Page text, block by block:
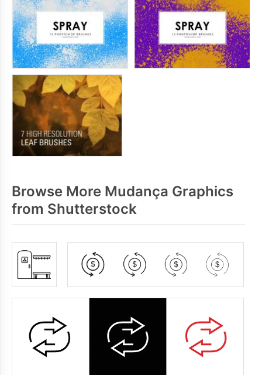
Browse More Mudança Graphics
from Shutterstock